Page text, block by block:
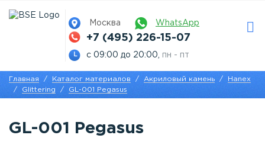
Москва WhatsApp
+7 (495) 226-15-07
с 09:00 до 20:00, пн - пт
Главная Каталог материалов Акриловый камень
Hanex
Glittering
GL-001 Pegasus
GL-001 Pegasus